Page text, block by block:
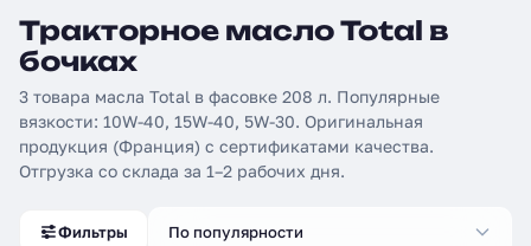
Тракторное масло Total в
бочках
3 товара масла Total в фасовке 208 л. Популярные
вязкости: 10W-40, 15W-40, 5W-30. Оригинальная
продукция (Франция) с сертификатами качества.
Отгрузка со склада за 1–2 рабочих дня.
Фильтры По популярности